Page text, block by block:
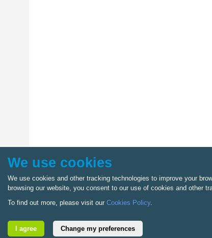
©
We use cookies
We use cookies and other tracking technologies to improve your
browsing our website, you consent to our use of cookies and other
To find out more, please visit our Cookies Policy.
I agree Change my preferences